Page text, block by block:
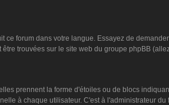
forum dans votre langue. Essayez de
trouvées sur le site web du groupe phpBB
prennent la forme d'étoiles ou de blocs
à chaque utilisateur. C'est à l'administrateur du